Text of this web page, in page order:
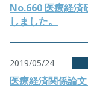
No.660 医療経済
しました。
2019/05/24
医療経済関係論